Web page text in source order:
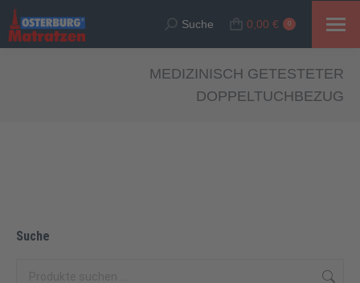
Suche:
Suche 0,00 € 0
MEDIZINISCH GETESTETER
DOPPELTUCHBEZUG
Suche